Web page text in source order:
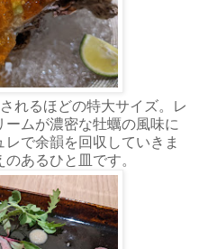
れるほどの特大サイズ。レ
ムが濃密な牡蠣の風味に
で余韻を回収していきま
あるひと皿です。